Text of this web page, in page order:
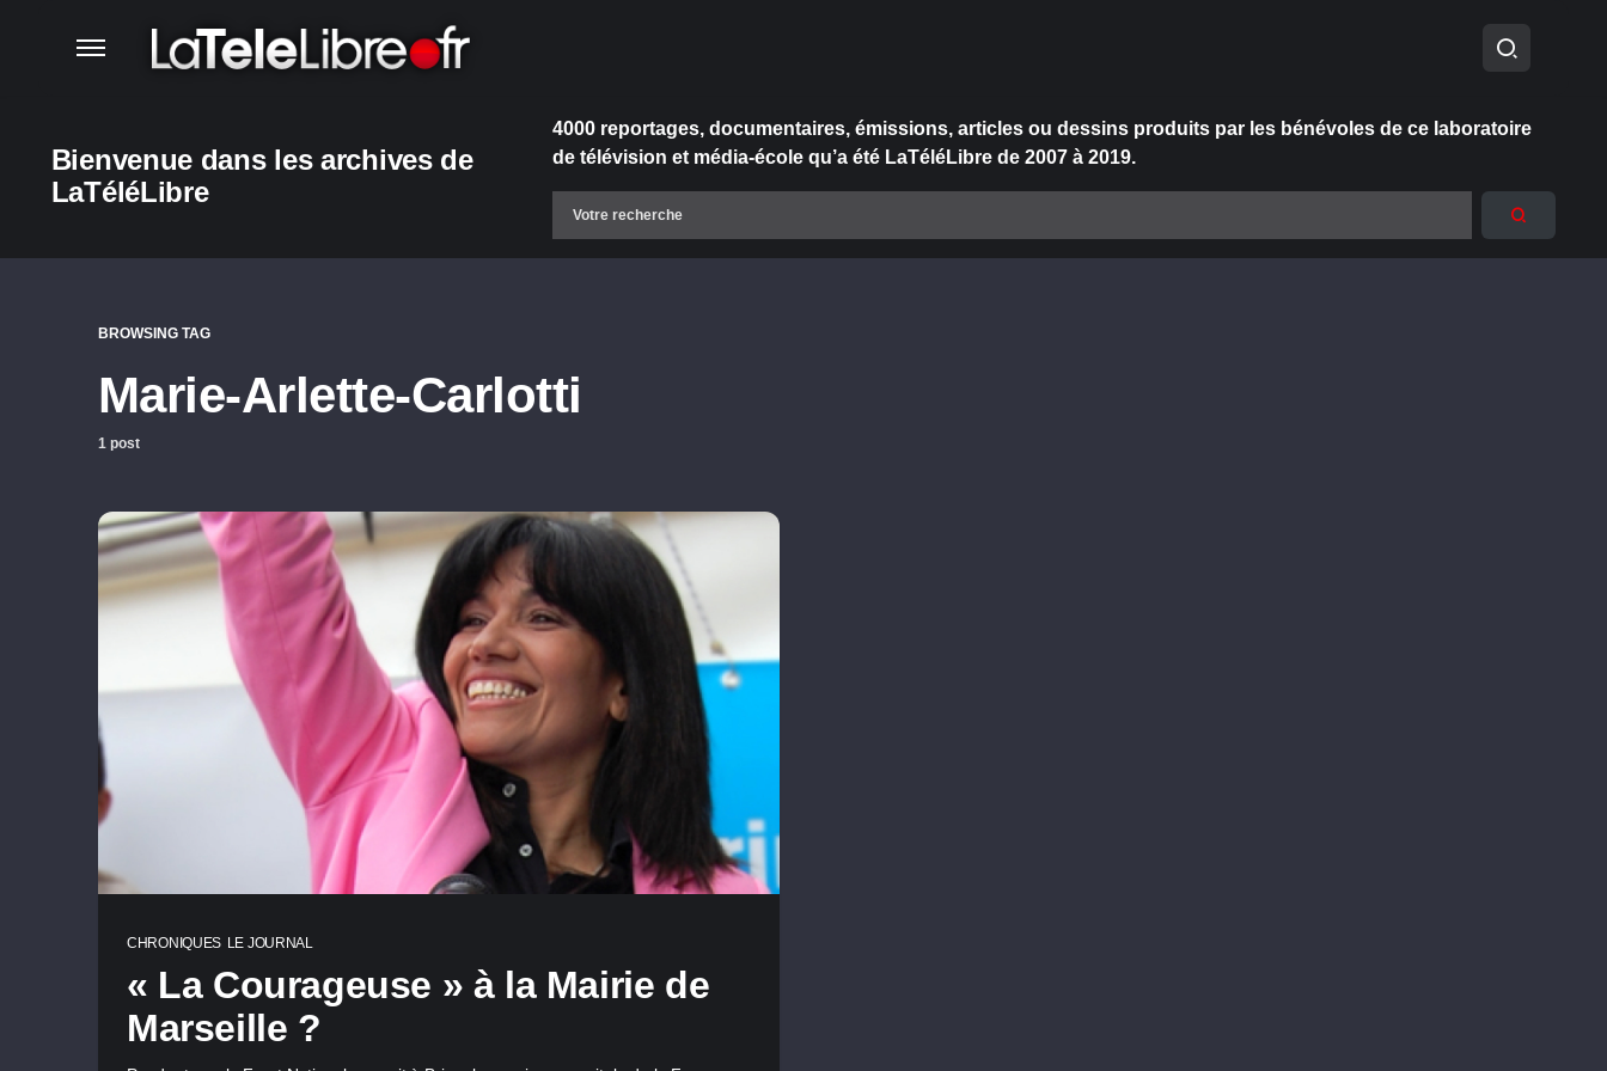
Bienvenue dans les archives de
LaTéléLibre
4000 reportages, documentaires, émissions, articles ou dessins produits par les bénévoles de ce laboratoire
de télévision et média-école qu’a été LaTéléLibre de 2007 à 2019.
BROWSING TAG
Marie-Arlette-Carlotti
1 post
CHRONIQUES LE JOURNAL
« La Courageuse » à la Mairie de
Marseille ?